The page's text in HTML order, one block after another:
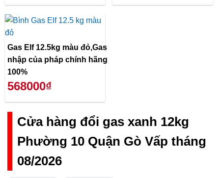
Gas Elf 12.5kg màu đỏ,Gas
nhập của pháp chính hãng
100%
568000₫
Cửa hàng đổi gas xanh 12kg
Phường 10 Quận Gò Vấp tháng
08/2026